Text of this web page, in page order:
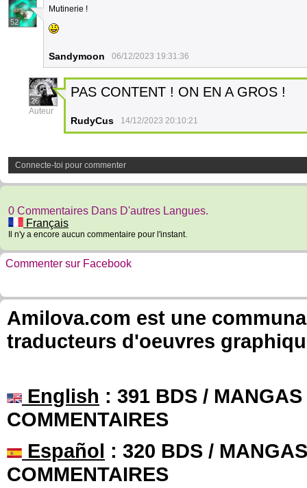
52
Mutinerie !
Sandymoon 06/12/2023 19:31:36
26
Auteur
PAS CONTENT ! ON EN A GROS !
RudyCus 14/12/2023 20:10:21
Connecte-toi pour commenter
0 Commentaires Dans D'autres Langues.
Français
Il n'y a encore aucun commentaire pour l'instant.
Commenter sur Facebook
Amilova.com est une
traducteurs d'oeuvres
English : 391 BDS /
COMMENTAIRES
Español : 320 BDS /
COMMENTAIRES